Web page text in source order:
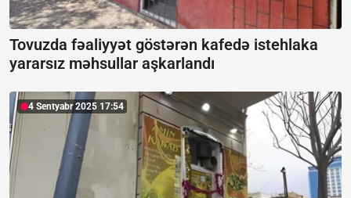
Tovuzda fəaliyyət göstərən kafedə istehlaka
yararsız məhsullar aşkarlandı
4 Sentyabr 2025 17:54